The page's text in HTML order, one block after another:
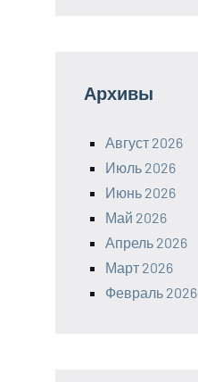
Архивы
Август 2026
Июль 2026
Июнь 2026
Май 2026
Апрель 2026
Март 2026
Февраль 2026